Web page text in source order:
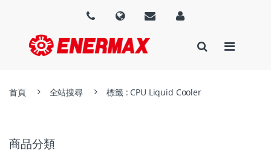
首頁 全站搜尋 標籤 : CPU Liquid Cooler
商品分類